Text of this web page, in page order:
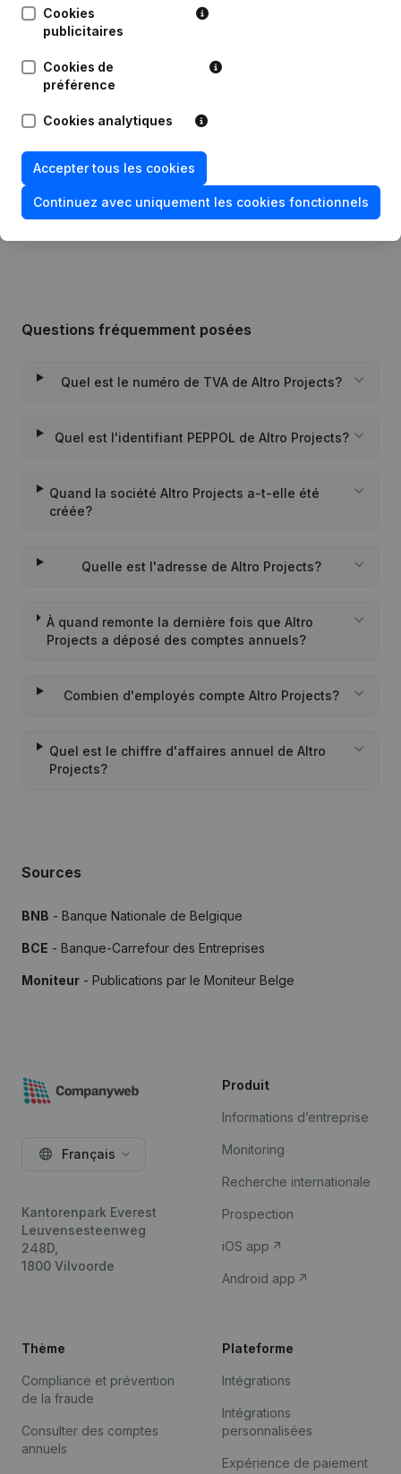
04-03-2026
Demissions - Nominations -
Modification Forme Juridique
05-09-2018 Siège Social
04-05-2015
Demissions - Nominations - Statuts
(Traduction, Coordination, Autres
Modifications, …)
Questions fréquemment posées
Quel est le numéro de TVA de Altro Projects?
Quel est l'identifiant PEPPOL de Altro Projects?
Quand la société Altro Projects a-t-elle été
créée?
Quelle est l'adresse de Altro Projects?
À quand remonte la dernière fois que Altro
Projects a déposé des comptes annuels?
Combien d'employés compte Altro Projects?
Quel est le chiffre d'affaires annuel de Altro
Projects?
Sources
BNB - Banque Nationale de Belgique
BCE - Banque-Carrefour des Entreprises
Moniteur - Publications par le Moniteur Belge
Cookies
publicitaires
Cookies de
préférence
Cookies analytiques
Accepter tous les cookies
Continuez avec uniquement les cookies fonctionnels
Français
Kantorenpark Everest
Leuvensesteenweg
248D,
1800 Vilvoorde
Produit
Informations d’entreprise
Monitoring
Recherche internationale
Prospection
iOS app
Android app
Thème
Compliance et prévention
de la fraude
Consulter des comptes
annuels
Plateforme
Intégrations
Intégrations
personnalisées
Expérience de paiement